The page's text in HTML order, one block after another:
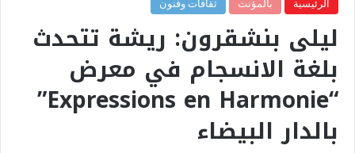
الرئيسية بالمؤنث ثقافات وفنون
ليلى بنشقرون: ريشة تتحدث
بلغة الانسجام في معرض
“Expressions en Harmonie”
بالدار البيضاء